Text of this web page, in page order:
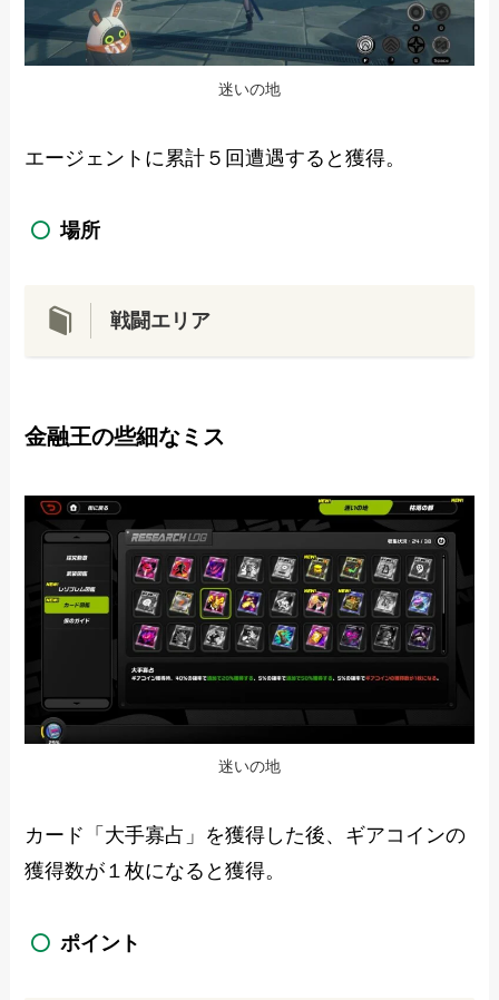
迷いの地
エージェントに累計５回遭遇すると獲得。
場所
戦闘エリア
金融王の些細なミス
迷いの地
カード「大手寡占」を獲得した後、ギアコインの
獲得数が１枚になると獲得。
ポイント